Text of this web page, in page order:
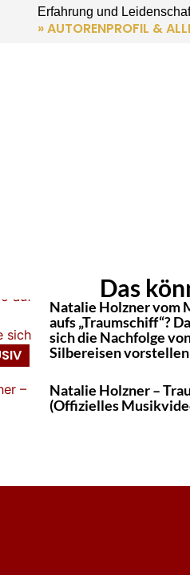
Erfahrung und
» AUTORENPROFIL &
Das
Natalie Holzner vom
aufs „Traumschiff“?
sich die Nachfolge
Silbereisen
Natalie Holzner –
(Offizielles